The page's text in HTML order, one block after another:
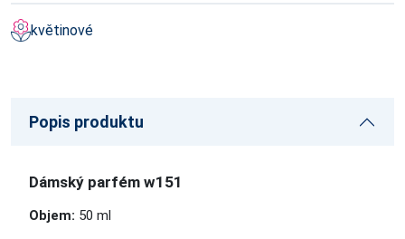
květinové
Popis produktu
Dámský parfém w151
Objem: 50 ml